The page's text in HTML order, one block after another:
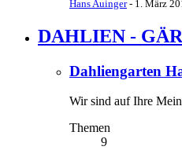
Hans Auinger- 1. März
DAHLIEN -
Dahliengarten
Wir sind auf Ihre
Themen
9